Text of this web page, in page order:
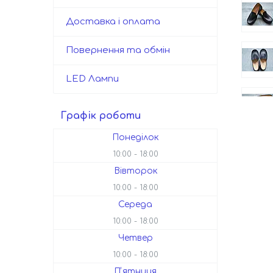
Доставка і оплата
Повернення та обмін
LED Лампи
Графік роботи
Понеділок
10:00 18:00
Вівторок
10:00 18:00
Середа
10:00 18:00
Четвер
10:00 18:00